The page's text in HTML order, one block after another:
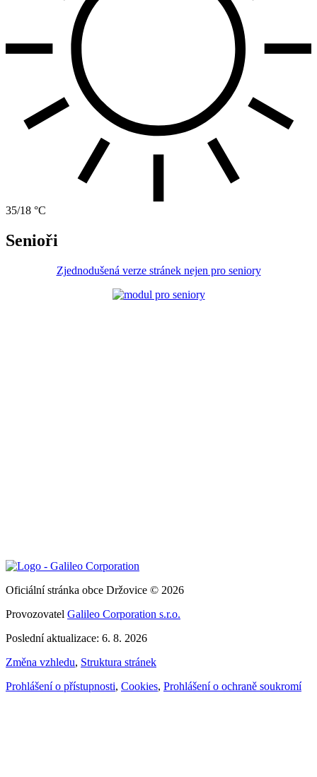
35/18 °C
Senioři
Zjednodušená verze stránek nejen pro seniory
Oficiální stránka obce Držovice © 2026
Provozovatel Galileo Corporation s.r.o.
Poslední aktualizace: 6. 8. 2026
Změna vzhledu, Struktura stránek
Prohlášení o přístupnosti, Cookies, Prohlášení o ochraně soukromí